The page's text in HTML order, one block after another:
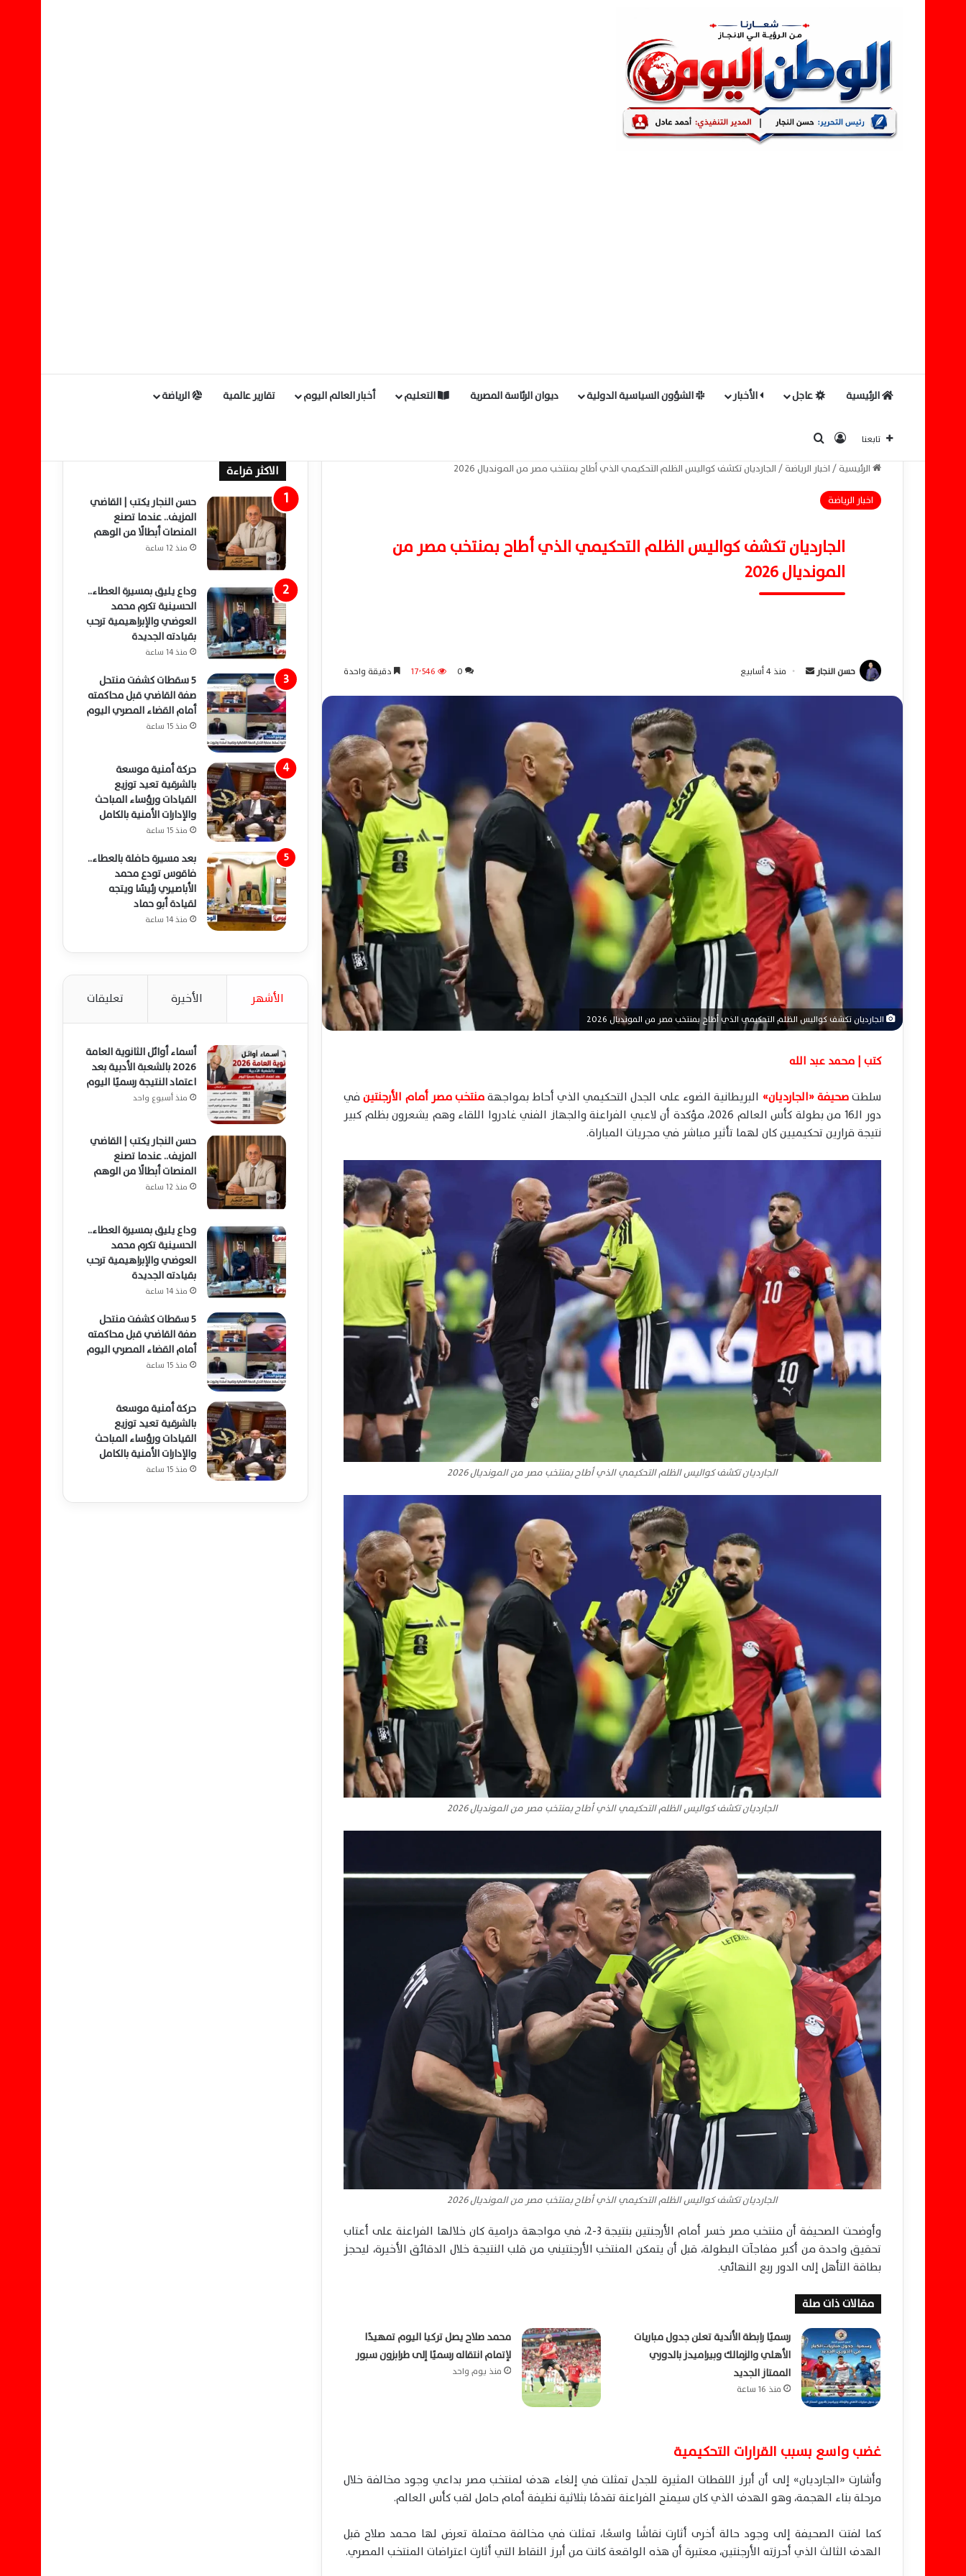
الرئيسية عاجل الأخبار الشؤون السياسية الدولية ديوان الرئاسة المصرية التعليم أخبار العالم اليوم تقارير عالمية الرياضة
تابعنا تسجيل الدخول
الرئيسية/اخبار الرياضة/الجارديان تكشف كواليس الظلم التحكيمي الذي أطاح بمنتخب مصر من المونديال 2026
اخبار الرياضة
الجارديان تكشف كواليس الظلم التحكيمي الذي أطاح بمنتخب مصر من
المونديال 2026
حسن النجار
ل
ك
ر
و
ي
منذ 4 أسابيع 0 17٬546 دقيقة واحدة
الجارديان تكشف كواليس الظلم التحكيمي الذي أطاح بمنتخب مصر من المونديال 2026
كتب | محمد عبد الله
سلطتصحيفة «الجارديان» البريطانية الضوء على الجدل التحكيمي الذي أحاط بمواجهةمنتخب مصر أمام الأرجنتينفي
دور الـ16 من بطولة كأس العالم 2026، مؤكدة أن لاعبي الفراعنة والجهاز الفني غادروا اللقاء وهم يشعرون بظلم كبير
نتيجة قرارين تحكيميين كان لهما تأثير مباشر في مجريات المباراة.
الجارديان تكشف كواليس الظلم التحكيمي الذي أطاح بمنتخب مصر من المونديال 2026
الجارديان تكشف كواليس الظلم التحكيمي الذي أطاح بمنتخب مصر من المونديال 2026
الجارديان تكشف كواليس الظلم التحكيمي الذي أطاح بمنتخب مصر من المونديال 2026
وأوضحت الصحيفة أن منتخب مصر خسر أمام الأرجنتين بنتيجة 3-2، في مواجهة درامية كان خلالها الفراعنة على أعتاب
تحقيق واحدة من أكبر مفاجآت البطولة، قبل أن يتمكن المنتخب الأرجنتيني من قلب النتيجة خلال الدقائق الأخيرة، ليحجز
بطاقة التأهل إلى الدور ربع النهائي.
مقالات ذات صلة
رسميًا رابطة الأندية تعلن جدول مباريات
الأهلي والزمالك وبيراميدز بالدوري
الممتاز الجديد
منذ 16 ساعة
محمد صلاح يصل تركيا اليوم تمهيدًا
لإتمام انتقاله رسميًا إلى طرابزون سبور
منذ يوم واحد
غضب واسع بسبب القرارات التحكيمية
وأشارت «الجارديان» إلى أن أبرز اللقطات المثيرة للجدل تمثلت في إلغاء هدف لمنتخب مصر بداعي وجود مخالفة خلال
مرحلة بناء الهجمة، وهو الهدف الذي كان سيمنح الفراعنة تقدمًا بثلاثية نظيفة أمام حامل لقب كأس العالم.
كما لفتت الصحيفة إلى وجود حالة أخرى أثارت نقاشًا واسعًا، تمثلت في مخالفة محتملة تعرض لها محمد صلاح قبل
الهدف الثالث الذي أحرزته الأرجنتين، معتبرة أن هذه الواقعة كانت من أبرز النقاط التي أثارت اعتراضات المنتخب المصري.
الاكثر قراءة
حسن النجار يكتب | القاضي
المزيف.. عندما تصنع
المنصات أبطالًا من الوهم
منذ 12 ساعة
وداع يليق بمسيرة العطاء..
الحسينية تكرم محمد
العوضي والإبراهيمية ترحب
بقيادته الجديدة
منذ 14 ساعة
5 سقطات كشفت منتحل
صفة القاضي قبل محاكمته
أمام القضاء المصري اليوم
منذ 15 ساعة
حركة أمنية موسعة
بالشرقية تعيد توزيع
القيادات ورؤساء المباحث
والإدارات الأمنية بالكامل
منذ 15 ساعة
بعد مسيرة حافلة بالعطاء..
فاقوس تودع محمد
الأباصيري رئيسًا ويتجه
لقيادة أبو حماد
منذ 14 ساعة
الأشهر الأخيرة تعليقات
أسماء أوائل الثانوية العامة
2026 بالشعبة الأدبية بعد
اعتماد النتيجة رسميًا اليوم
منذ أسبوع واحد
حسن النجار يكتب | القاضي
المزيف.. عندما تصنع
المنصات أبطالًا من الوهم
منذ 12 ساعة
وداع يليق بمسيرة العطاء..
الحسينية تكرم محمد
العوضي والإبراهيمية ترحب
بقيادته الجديدة
منذ 14 ساعة
5 سقطات كشفت منتحل
صفة القاضي قبل محاكمته
أمام القضاء المصري اليوم
منذ 15 ساعة
حركة أمنية موسعة
بالشرقية تعيد توزيع
القيادات ورؤساء المباحث
والإدارات الأمنية بالكامل
منذ 15 ساعة